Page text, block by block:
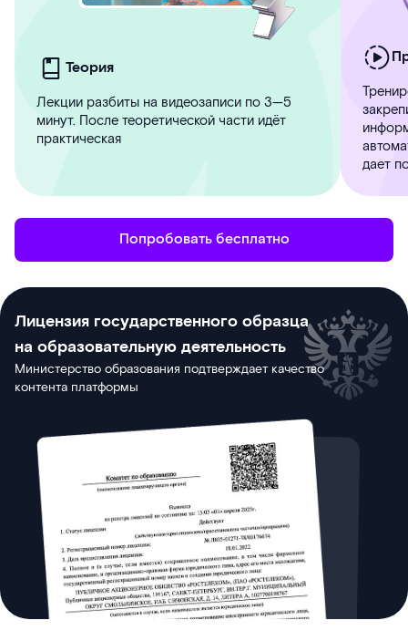
Теория
Лекции разбиты на видеозаписи по 3—5
минут. После теоретической части идёт
практическая
дает
Попробовать бесплатно
Лицензия государственного образца
на образовательную деятельность
Министерство образования подтверждает качество
контента платформы